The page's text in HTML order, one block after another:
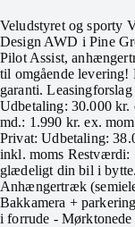
Veludstyret og sporty
Design AWD i Pine
Pilot Assist,
til omgående levering!
garanti.
Udbetaling: 30.000 kr.
md.: 1.990 kr. ex.
Privat: Udbetaling:
inkl. moms Restværdi:
glædeligt din bil i
Anhængertræk
Bakkamera +
i forrude -